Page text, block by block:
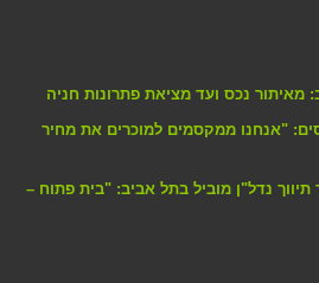
נכס ועד מציאת פתרונות חניה
"אנחנו ממקסמים למוכרים את מחיר
נדל"ן מוביל בתל אביב: "בית פתוח –